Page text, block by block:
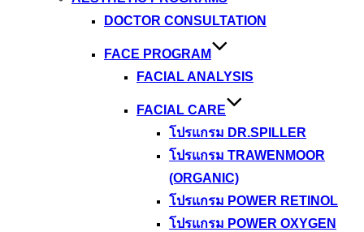
DOCTOR CONSULTATION
FACE PROGRAM
FACIAL ANALYSIS
FACIAL CARE
โปรแกรม DR.SPILLER
โปรแกรม TRAWENMOOR
(ORGANIC)
โปรแกรม POWER RETINOL
โปรแกรม POWER OXYGEN